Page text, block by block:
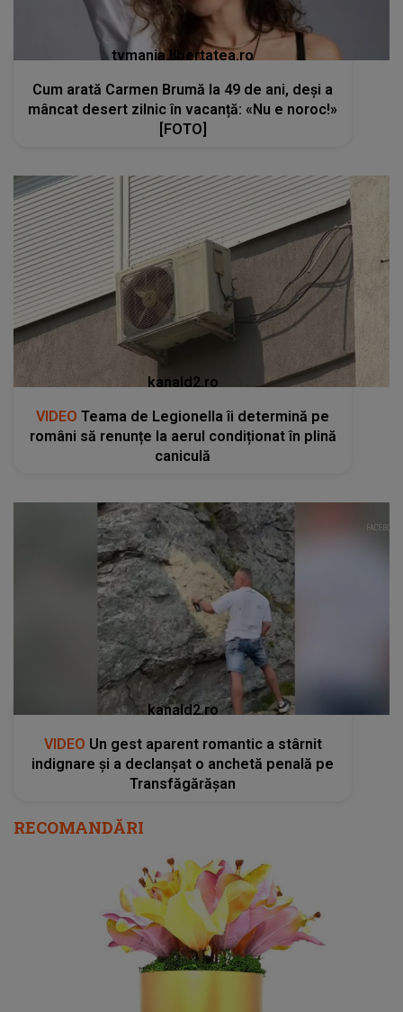
tvmania.libertatea.ro
Cum arată Carmen Brumă la 49 de ani, deși a
mâncat desert zilnic în vacanță: «Nu e noroc!»
[FOTO]
kanald2.ro
VIDEO Teama de Legionella îi determină pe
români să renunțe la aerul condiționat în plină
caniculă
kanald2.ro
VIDEO Un gest aparent romantic a stârnit
indignare și a declanșat o anchetă penală pe
Transfăgărășan
RECOMANDĂRI